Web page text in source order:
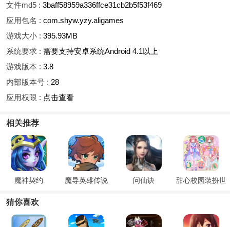
文件md5 : 3baff58959a336ffce31cb2b5f53f469
应用包名 : com.shyw.yzy.aligames
游戏大小 : 395.93MB
系统要求 : 需要支持安卓系统Android 4.1以上
游戏版本 : 3.8
内部版本号 : 28
应用权限 : 点击查看
相关推荐
魔神契约 魔导英雄传说 问仙诀
甜心校园装扮世
猜你喜欢